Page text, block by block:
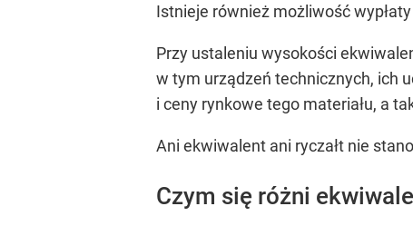
Istnieje również możliwość
Przy ustaleniu wysokości
w tym urządzeń technicznych, ich
i ceny rynkowe tego materiału, a
Ani ekwiwalent ani ryczałt nie
Czym się różni